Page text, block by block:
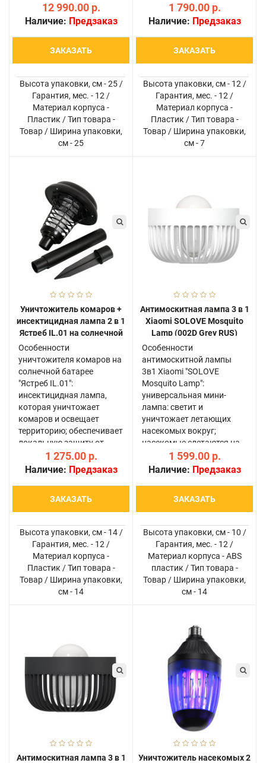
эффективно защищать
участок местности
реалистично имитирует
присутствие человека
(сразу 5 фактор..
12 990.00 р.
Наличие: Предзаказ
ЗАКАЗАТЬ
Высота упаковки, см - 25 /
Гарантия, мес. - 12 /
Материал корпуса -
Пластик / Тип товара -
Товар / Ширина упаковки,
см - 25
ультрафиолетовым
светом, но в качестве его
светодиоды, более
экономичные,
практичные и над..
1 790.00 р.
Наличие: Предзаказ
ЗАКАЗАТЬ
Высота упаковки, см - 12 /
Гарантия, мес. - 12 /
Материал корпуса -
Пластик / Тип товара -
Товар / Ширина упаковки,
см - 7
Уничтожитель комаров +
инсектицидная лампа 2 в 1
Ястреб IL.01 на солнечной
батарее
Особенности
уничтожителя комаров на
солнечной батарее
"Ястреб IL.01":
инсектицидная лампа,
которая уничтожает
комаров и освещает
территорию; обеспечивает
локальную защиту от
кровососущих насекомых
в радиусе до 5 метров; 2
просто свет (есть
переключат..
1 275.00 р.
Наличие: Предзаказ
ЗАКАЗАТЬ
Высота упаковки, см - 14 /
Гарантия, мес. - 12 /
Материал корпуса -
Пластик / Тип товара -
Товар / Ширина упаковки,
см - 14
Антимоскитная лампа 3 в 1
Xiaomi SOLOVE Mosquito
Lamp (002D Grey RUS)
Особенности
антимоскитной лампы
3в1 Xiaomi "SOLOVE
Mosquito Lamp":
универсальная мини-
лампа: светит и
уничтожает летающих
насекомых вокруг;
насекомые слетаются на
свет и мгновенно
уничтожаются разрядами
доступно 3 уровня
интенсивности свечени..
1 599.00 р.
Наличие: Предзаказ
ЗАКАЗАТЬ
Высота упаковки, см - 10 /
Гарантия, мес. - 12 /
Материал корпуса - ABS
пластик / Тип товара -
Товар / Ширина упаковки,
см - 14
Антимоскитная лампа 3 в 1
Уничтожитель насекомых 2